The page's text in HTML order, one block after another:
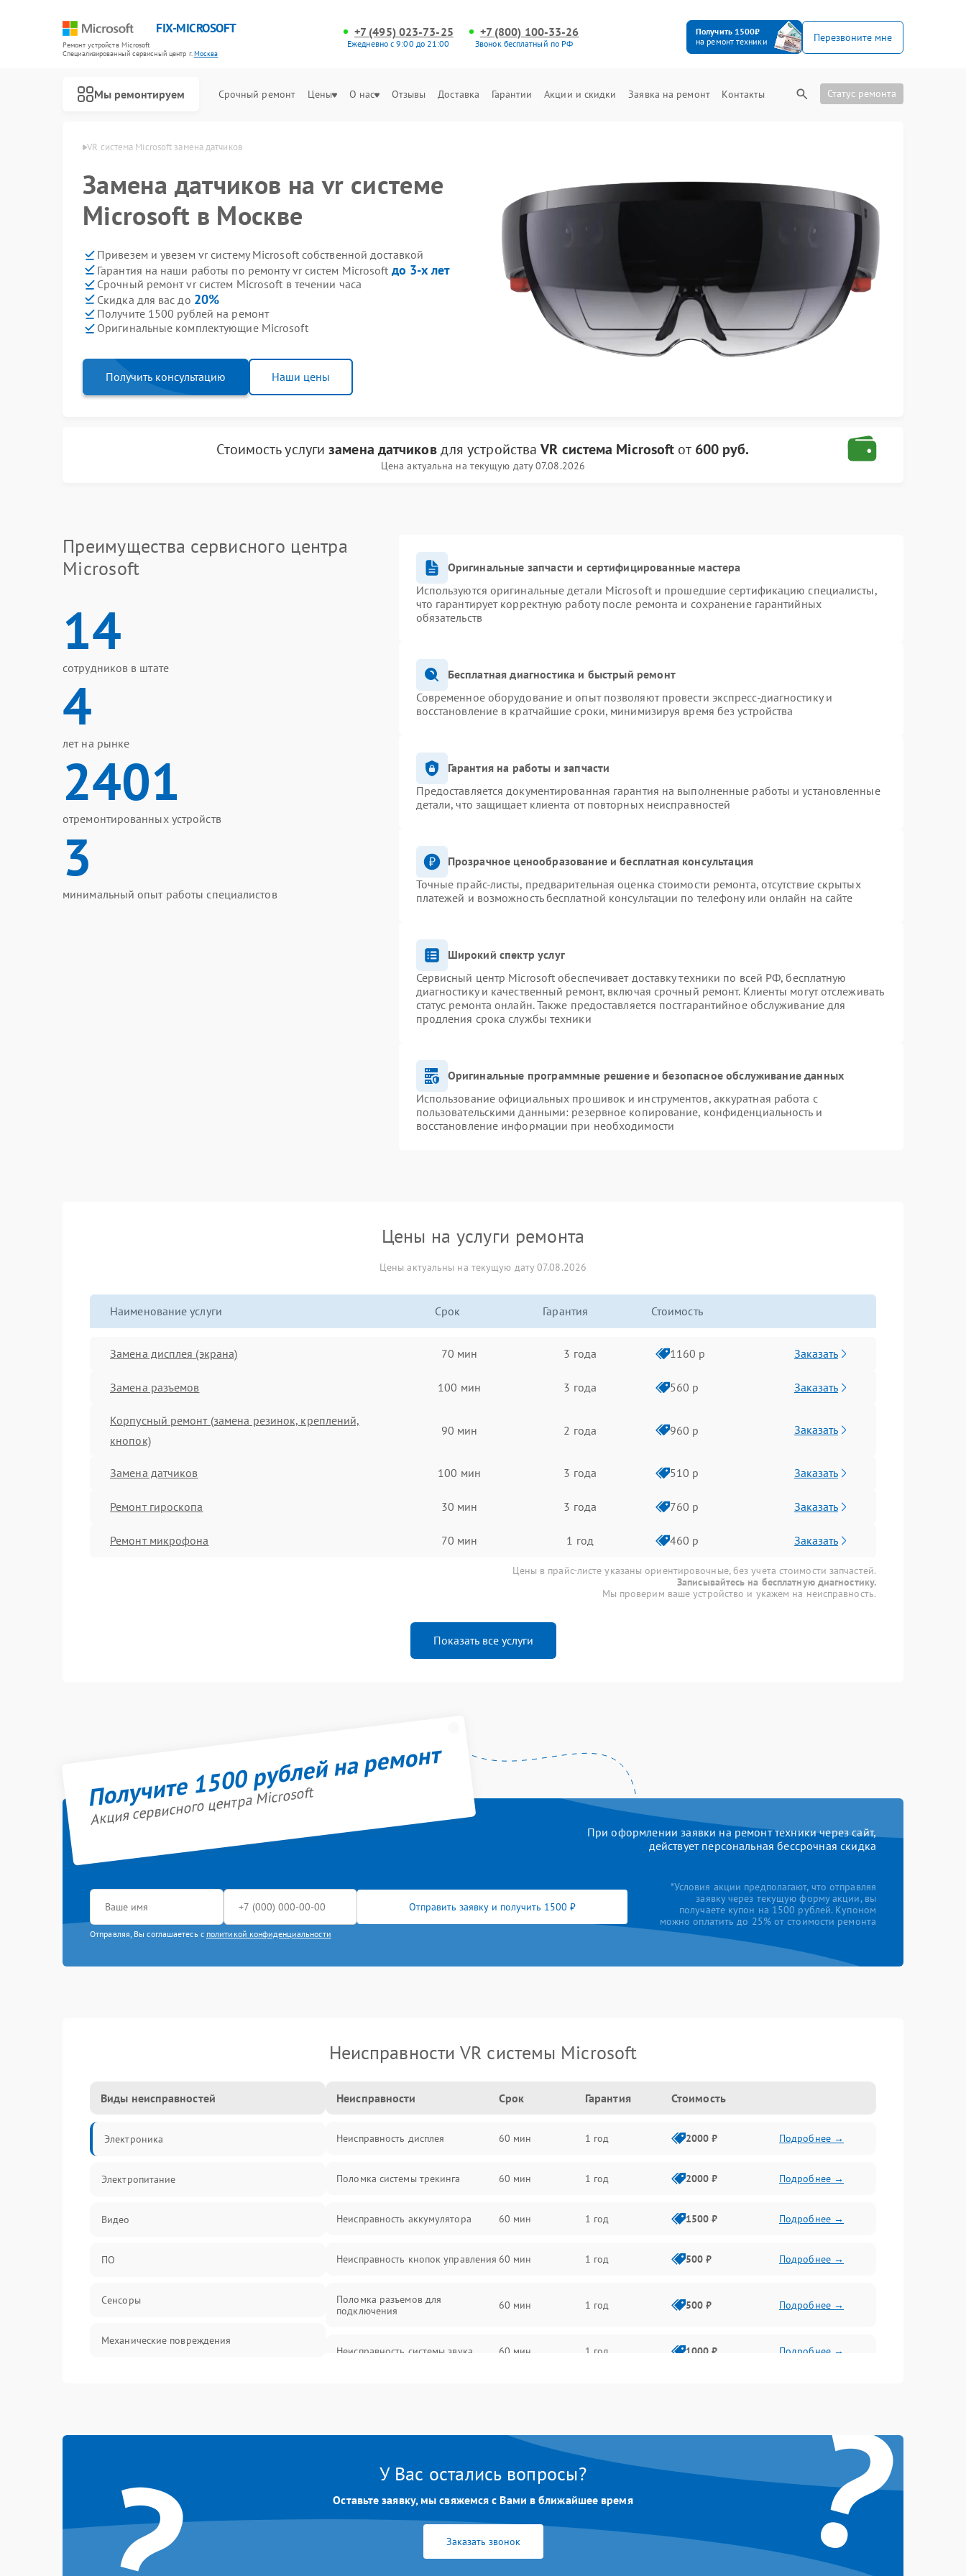
FIX-MICROSOFT
Ремонт устройств Microsoft
Специализированный cервисный центр г.Москва
+7 (495) 023-73-25
Ежедневно с 9:00 до 21:00
+7 (800) 100-33-26
Звонок бесплатный по РФ
Получить 1500₽
на ремонт техники
Перезвоните мне
Мы ремонтируем Срочный ремонт Цены О нас Отзывы Доставка Гарантии Акции и скидки Заявка на ремонт Контакты Статус ремонта
Microsoft в Москве VR система Microsoft замена датчиков
Замена датчиков на vr системе
Microsoft в Москве
Привезем и увезем vr систему Microsoft собственной доставкой
Гарантия на наши работы по ремонту vr систем Microsoft до 3-х лет
Срочный ремонт vr систем Microsoft в течении часа
Скидка для вас до 20%
Получите 1500 рублей на ремонт
Оригинальные комплектующие Microsoft
Получить консультацию Наши цены
Стоимость услугизамена датчиковдля устройстваVR система Microsoft от 600 руб.
Цена актуальна на текущую дату 07.08.2026
Преимущества сервисного центра
Microsoft
14
сотрудников в штате
4
лет на рынке
2401
отремонтированных устройств
3
минимальный опыт работы специалистов
Оригинальные запчасти и сертифицированные мастера
Используются оригинальные детали Microsoft и прошедшие сертификацию специалисты,
что гарантирует корректную работу после ремонта и сохранение гарантийных
обязательств
Бесплатная диагностика и быстрый ремонт
Современное оборудование и опыт позволяют провести экспресс-диагностику и
восстановление в кратчайшие сроки, минимизируя время без устройства
Гарантия на работы и запчасти
Предоставляется документированная гарантия на выполненные работы и установленные
детали, что защищает клиента от повторных неисправностей
Прозрачное ценообразование и бесплатная консультация
Точные прайс-листы, предварительная оценка стоимости ремонта, отсутствие скрытых
платежей и возможность бесплатной консультации по телефону или онлайн на сайте
Широкий спектр услуг
Сервисный центр Microsoft обеспечивает доставку техники по всей РФ, бесплатную
диагностику и качественный ремонт, включая срочный ремонт. Клиенты могут отслеживать
статус ремонта онлайн. Также предоставляется постгарантийное обслуживание для
продления срока службы техники
Оригинальные программные решение и безопасное обслуживание данных
Использование официальных прошивок и инструментов, аккуратная работа с
пользовательскими данными: резервное копирование, конфиденциальность и
восстановление информации при необходимости
Цены на услуги ремонта
Цены актуальны на текущую дату 07.08.2026
Наименование услуги Срок Гарантия Стоимость
Замена дисплея (экрана) 70 мин 3 года 1160 р Заказать
Замена разъемов 100 мин 3 года 560 р Заказать
Корпусный ремонт (замена резинок, креплений,
кнопок)
90 мин 2 года 960 р Заказать
Замена датчиков 100 мин 3 года 510 р Заказать
Ремонт гироскопа 30 мин 3 года 760 р Заказать
Ремонт микрофона 70 мин 1 год 460 р Заказать
Цены в прайс-листе указаны ориентировочные, без учета стоимости запчастей.
Записывайтесь на бесплатную диагностику.
Мы проверим ваше устройство и укажем на неисправность.
Показать все услуги
Получите 1500 рублей на ремонт
Акция сервисного центра Microsoft
При оформлении заявки на ремонт техники через сайт,
действует персональная бессрочная скидка
Отправить заявку и получить 1500 ₽
Отправляя, Вы соглашаетесь с политикой конфиденциальности
*Условия акции предполагают, что отправляя
заявку через текущую форму акции, вы
получаете купон на 1500 рублей. Купоном
можно оплатить до 25% от стоимости ремонта
Неисправности VR системы Microsoft
Виды неисправностей
Электроника
Электропитание
Видео
ПО
Сенсоры
Механические повреждения
Неисправности Срок Гарантия Стоимость
Неисправность дисплея 60 мин 1 год 2000 ₽ Подробнее →
Поломка системы трекинга 60 мин 1 год 2000 ₽ Подробнее →
Неисправность аккумулятора 60 мин 1 год 1500 ₽ Подробнее →
Неисправность кнопок управления 60 мин 1 год 500 ₽ Подробнее →
Поломка разъемов для
подключения
60 мин 1 год 500 ₽ Подробнее →
Неисправность системы звука 60 мин 1 год 1000 ₽ Подробнее →
60 мин 1 год 1000 ₽ Подробнее →
Поломка системы автоматического
отключения
Подробнее →
60 мин 1000 ₽ Подробнее →
?
У Вас остались вопросы?
Оставьте заявку, мы свяжемся с Вами в ближайшее время
Заказать звонок